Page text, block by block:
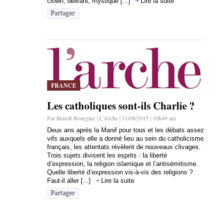
FRANCE
Les catholiques sont-ils Charlie ?
Par Benoît Bourgine | L'Arche | 31/08/2015 | 10h49 am
Deux ans après la Manif pour tous et les débats assez
vifs auxquels elle a donné lieu au sein du catholicisme
français, les attentats révèlent de nouveaux clivages.
Trois sujets divisent les esprits : la liberté
d’expression, la religion islamique et l’antisémitisme.
Quelle liberté d’expression vis-à-vis des religions ?
Faut-il aller [...]
Lire la suite